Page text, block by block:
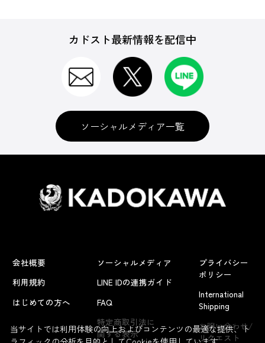
よくあるお問い合わせ
カドスト最新情報を配信中
ソーシャルメディア一覧
会社概要
利用規約
はじめての方へ
ソーシャルメディア
LINE IDの連携ガイド
FAQ
特定商取引法に
関する表示
プライバシー
ポリシー
International
Shipping
お問い合わせ/
リクエスト
当サイトでは利用体験の向上およびコンテンツの最適な提供、ト